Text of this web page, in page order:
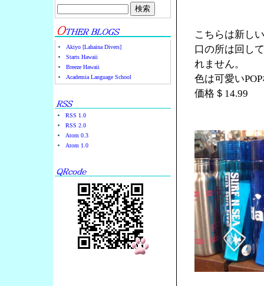
Akiyo [Lahaina Divers]
Starts Hawaii
Breeze Hawaii
Academia Language School
RSS 1.0
RSS 2.0
Atom 0.3
Atom 1.0
こちらは新し
口の所は回し
れません。
色は可愛い
価格＄14.99